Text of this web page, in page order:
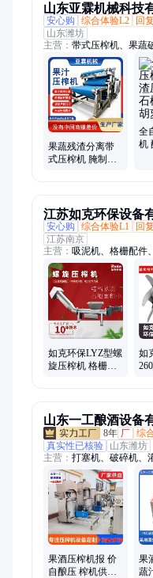
山东亚霖机械科技
安心购
综合体验L2 回
山东潍坊
主营： 带式压榨机、果蔬
果蔬残渣分离带
式压榨机 腌制菜
全
机
江苏如克环保设备
安心购
综合体验L1 回
江苏南京
主营： 吸泥机、格栅配件
机、潜水排污泵、离心曝
压滤机、污水处理设备、
喷泉曝气机、光伏气泡发
如克环保LYZ型螺
旋压榨机 格栅机
如
山东一工酿酒设备
8年 厂 综
真实性已核验
山东潍坊
主营： 打塞机、破碎机、
酿果酒、蒸馏器、葡萄酒
蒸馏锅、夏朗德、过滤机
糯米酒、压塞机、蒸酒
果酒压榨机报 价
自酿压 榨机供用
果
蔬